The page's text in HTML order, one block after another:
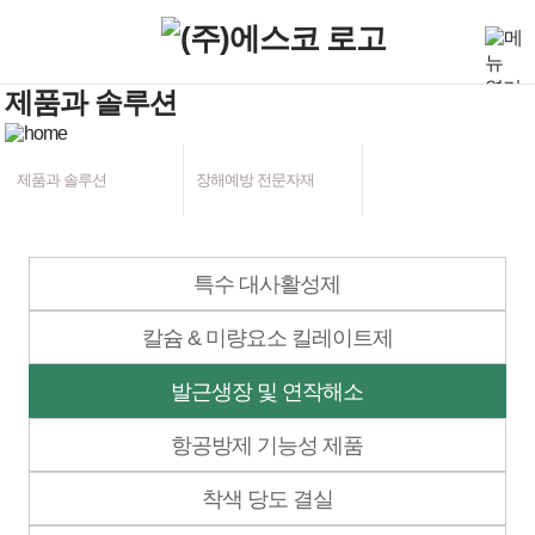
제품과 솔루션
제품과 솔루션 장해예방 전문자재
특수 대사활성제
칼슘 & 미량요소 킬레이트제
발근생장 및 연작해소
항공방제 기능성 제품
착색 당도 결실